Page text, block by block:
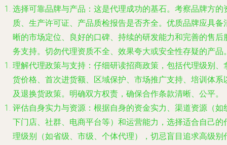
选择可靠品牌与产品 ：这是代理成功的基石。考察品牌方的
质、生产许可证、产品质检报告是否齐全。优质品牌应具备
晰的市场定位、良好的口碑、持续的研发能力和完善的售后
务支持。切勿代理资质不全、效果夸大或安全性存疑的产品
理解代理政策与支持 ：仔细研读招商政策，包括代理级别、
货价格、首次进货额、区域保护、市场推广支持、培训体系
及退换货政策。明确双方权责，确保合作条款清晰、公平。
评估自身实力与资源 ：根据自身的资金实力、渠道资源（如
下门店、社群、电商平台等）和运营能力，选择适合自己的
理级别（如省级、市级、个体代理），切忌盲目追求高级别